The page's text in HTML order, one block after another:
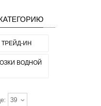
ИН
ВОДНОЙ
39